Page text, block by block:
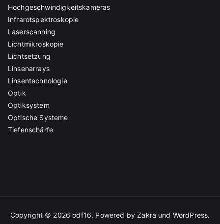
Hochgeschwindigkeitskameras
Infrarotspektroskopie
Laserscanning
Lichtmikroskopie
Lichtsetzung
Linsenarrays
Linsentechnologie
Optik
Optiksystem
Optische Systeme
Tiefenschärfe
Copyright © 2026odf16. Powered byZakra und WordPress.